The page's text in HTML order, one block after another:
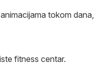
tokom
fitness centar.